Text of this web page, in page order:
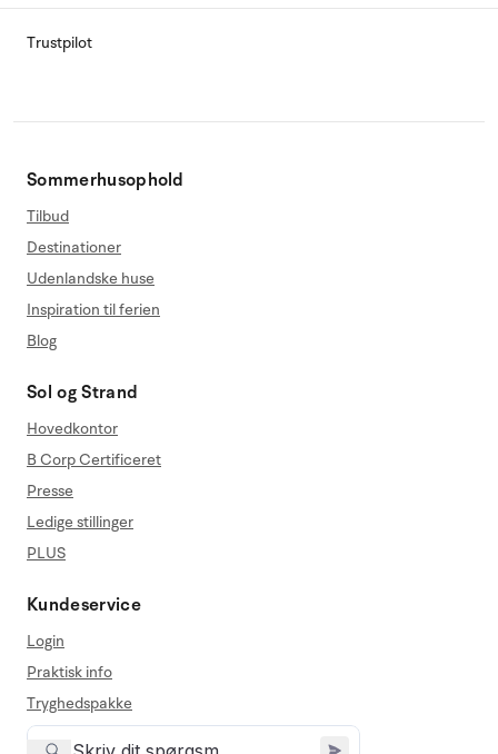
Trustpilot
Sommerhusophold
Tilbud
Destinationer
Udenlandske huse
Inspiration til ferien
Blog
Sol og Strand
Hovedkontor
B Corp Certificeret
Presse
Ledige stillinger
PLUS
Kundeservice
Login
Praktisk info
Tryghedspakke